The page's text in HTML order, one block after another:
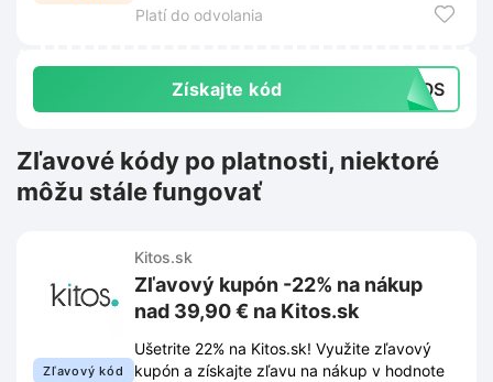
Platí do odvolania
Získajte kód ITOS
Zľavové kódy po platnosti, niektoré
môžu stále fungovať
Zľavový kód
Kitos.sk
Zľavový kupón -22% na nákup
nad 39,90 € na Kitos.sk
Ušetrite 22% na Kitos.sk! Využite zľavový
kupón a získajte zľavu na nákup v hodnote